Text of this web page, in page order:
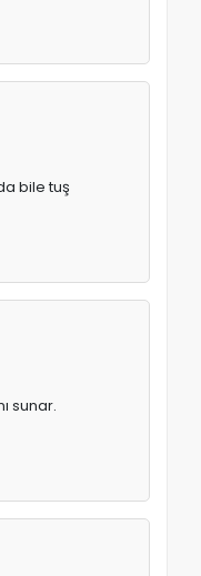
bile tuş
sunar.